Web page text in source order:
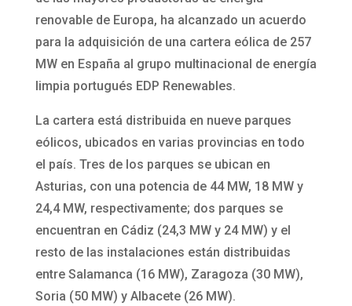
renovable de Europa, ha alcanzado un acuerdo
para la adquisición de una cartera eólica de 257
MW en España al grupo multinacional de energía
limpia portugués EDP Renewables.
La cartera está distribuida en nueve parques
eólicos, ubicados en varias provincias en todo
el país. Tres de los parques se ubican en
Asturias, con una potencia de 44 MW, 18 MW y
24,4 MW, respectivamente; dos parques se
encuentran en Cádiz (24,3 MW y 24 MW) y el
resto de las instalaciones están distribuidas
entre Salamanca (16 MW), Zaragoza (30 MW),
Soria (50 MW) y Albacete (26 MW).